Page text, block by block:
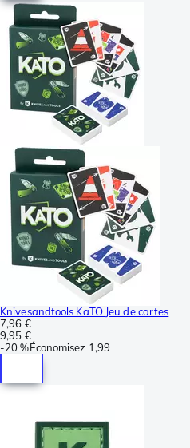
Knivesandtools KaTO Jeu de cartes
7,96 €
9,95 €
-20 %Économisez 1,99